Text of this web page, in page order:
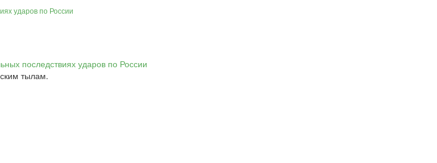
ударов по России
тылам.